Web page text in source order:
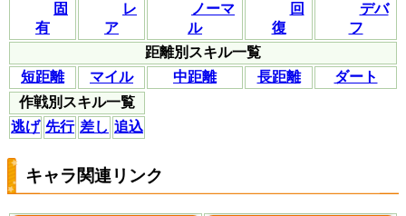
固
有
レ
ア
ノーマ
ル
回
復
デバ
フ
距離別スキル一覧
短距離
マイル 中距離 長距離
ダート
作戦別スキル一覧
逃げ 先行 差し 追込
キャラ関連リンク